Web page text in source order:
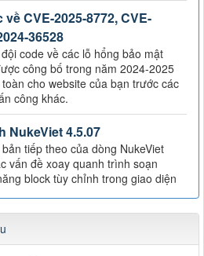
CVE-2025-8772, CVE-
36528
code về các lỗ hổng bảo mật
công bố trong năm 2024-2025
cho website của bạn trước các
công khác.
NukeViet 4.5.07
tiếp theo của dòng NukeViet
vấn đề xoay quanh trình soạn
block tùy chỉnh trong giao diện